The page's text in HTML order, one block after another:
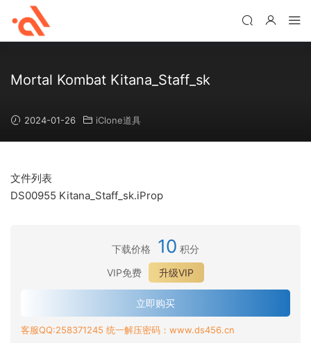
Mortal Kombat Kitana_Staff_sk
2024-01-26 iClone道具
文件列表
DS00955 Kitana_Staff_sk.iProp
下载价格 10 积分
VIP免费
升级VIP
立即购买
客服QQ:258371245 统一解压密码：www.ds456.cn